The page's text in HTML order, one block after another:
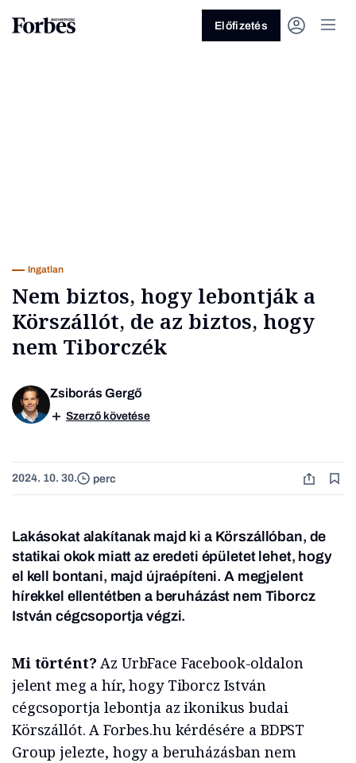
Előfizetés
Ingatlan
Nem biztos, hogy lebontják a
Körszállót, de az biztos, hogy
nem Tiborczék
Zsiborás Gergő
Szerző követése
2024. 10. 30. perc
Lakásokat alakítanak majd ki a Körszállóban, de
statikai okok miatt az eredeti épületet lehet, hogy
el kell bontani, majd újraépíteni. A megjelent
hírekkel ellentétben a beruházást nem Tiborcz
István cégcsoportja végzi.
Mi történt?Az UrbFace Facebook-oldalon
jelent meg a hír, hogy Tiborcz István
cégcsoportja lebontja az ikonikus budai
Körszállót. A Forbes.hu kérdésére a BDPST
Group jelezte, hogy a beruházásban nem